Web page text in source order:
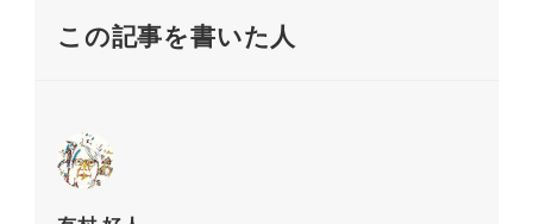
k
この記事を書いた人